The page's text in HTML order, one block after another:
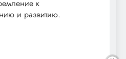
к
и развитию.